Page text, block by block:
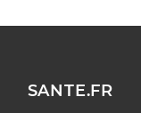
SANTE.FR